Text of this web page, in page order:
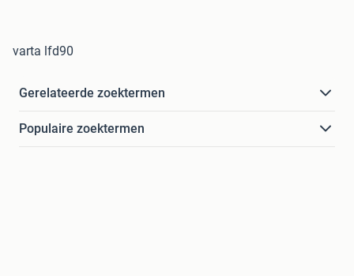
varta lfd90
Gerelateerde zoektermen
Populaire zoektermen